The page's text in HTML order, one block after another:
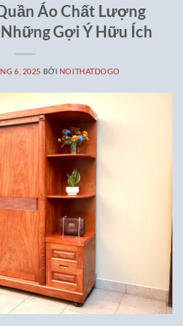
Áo Chất Lượng
Gợi Ý Hữu Ích
6, 2025 BỞI NOITHATDOGO